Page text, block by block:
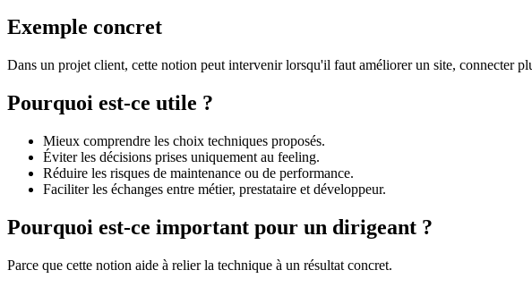
Exemple concret
Dans un projet client, cette notion peut intervenir lorsqu'il faut améliorer un site, connecter
Pourquoi est-ce utile ?
Mieux comprendre les choix techniques proposés.
Éviter les décisions prises uniquement au feeling.
Réduire les risques de maintenance ou de performance.
Faciliter les échanges entre métier, prestataire et développeur.
Pourquoi est-ce important pour un dirigeant ?
Parce que cette notion aide à relier la technique à un résultat concret.